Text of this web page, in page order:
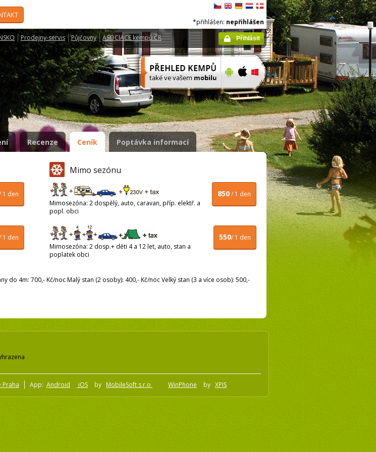
Prodejny-servis Půjčovny ASOCIACE kempů ČR
*přihlášen: nepřihlášen
Přihlásit
Recenze Ceník Poptávka informací
1 den
1 den
Mimo sezónu
850/ 1 den
Mimosezóna: 2 dospělý, auto, caravan, příp. elektř. a
popl. obci
550/ 1 den
Mimosezóna: 2 dosp.+ děti 4 a 12 let, auto, stan a
poplatek obci
do 4m: 700,- Kč/noc Malý stan (2 osoby): 400,- Kč/noc Velký stan (3 a více osob): 500,-
Praha App: Android iOS by MobileSoft s.r.o WinPhone by XPIS